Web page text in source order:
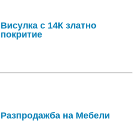
Висулка с 14К златно
покритие
Разпродажба на Мебели